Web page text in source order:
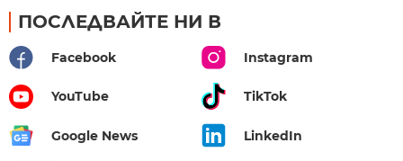
ПОСЛЕДВАЙТЕ НИ В
Facebook Instagram
YouTube TikTok
Google News LinkedIn